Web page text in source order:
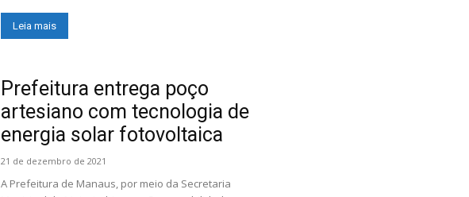
Leia mais
Prefeitura entrega poço
artesiano com tecnologia de
energia solar fotovoltaica
21 de dezembro de 2021
A Prefeitura de Manaus, por meio da Secretaria